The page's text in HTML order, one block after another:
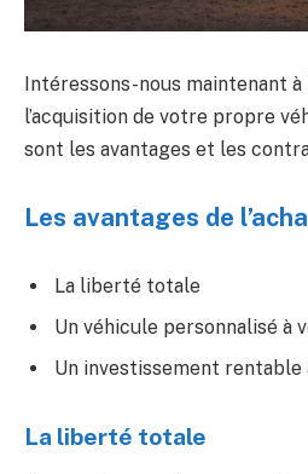
Intéressons-nous maintenant à
l’acquisition de votre propre
sont les avantages et les
Les avantages de
La liberté totale
Un véhicule personnalisé à
Un investissement rentable
La liberté totale